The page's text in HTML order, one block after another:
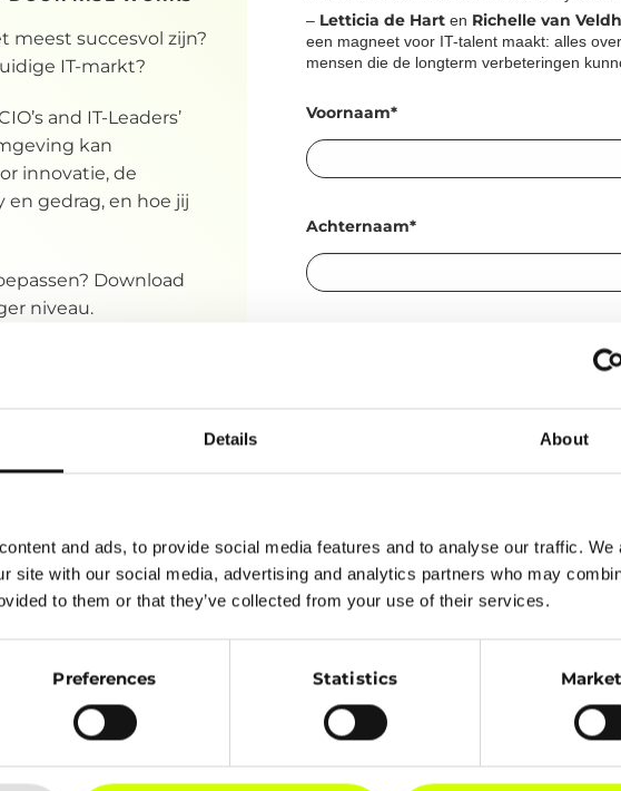
Details About
and ads, to provide social media features and to analyse our traffic. We
site with our social media, advertising and analytics partners who may
to them or that they’ve collected from your use of their services.
Preferences Statistics
meest succesvol zijn?
IT-markt?
and IT-Leaders’
kan
innovatie, de
gedrag, en hoe jij
Download
niveau.
– Letticia de Harten Richelle van
een magneet voor IT-talent maakt: alles
mensen die de longterm verbeteringen
Voornaam*
Achternaam*